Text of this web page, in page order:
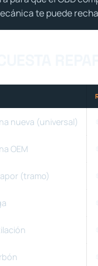
te puede
nueva (universal)
OEM
(tramo)